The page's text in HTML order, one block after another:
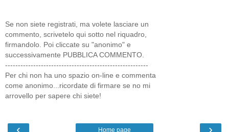
Se non siete registrati, ma volete lasciare un
commento, scrivetelo qui sotto nel riquadro,
firmandolo. Poi cliccate su "anonimo" e
successivamente PUBBLICA COMMENTO.
--------------------------------------------------------
Per chi non ha uno spazio on-line e commenta
come anonimo...ricordate di firmare se no mi
arrovello per sapere chi siete!
Home page